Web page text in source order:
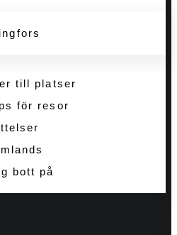
till platser
för resor
bott på